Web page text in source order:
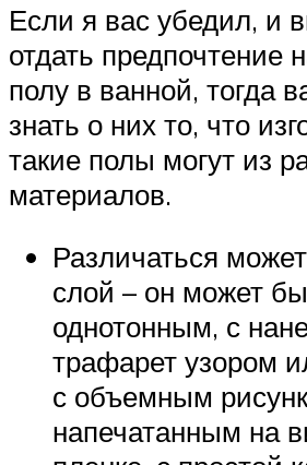
Если я вас убедил, и
отдать предпочтение
полу в ванной, тогда
знать о них то, что
такие полы могут из
материалов.
Различаться
слой – он может
однотонным, с
трафарет узором
с объемным
напечатанным на